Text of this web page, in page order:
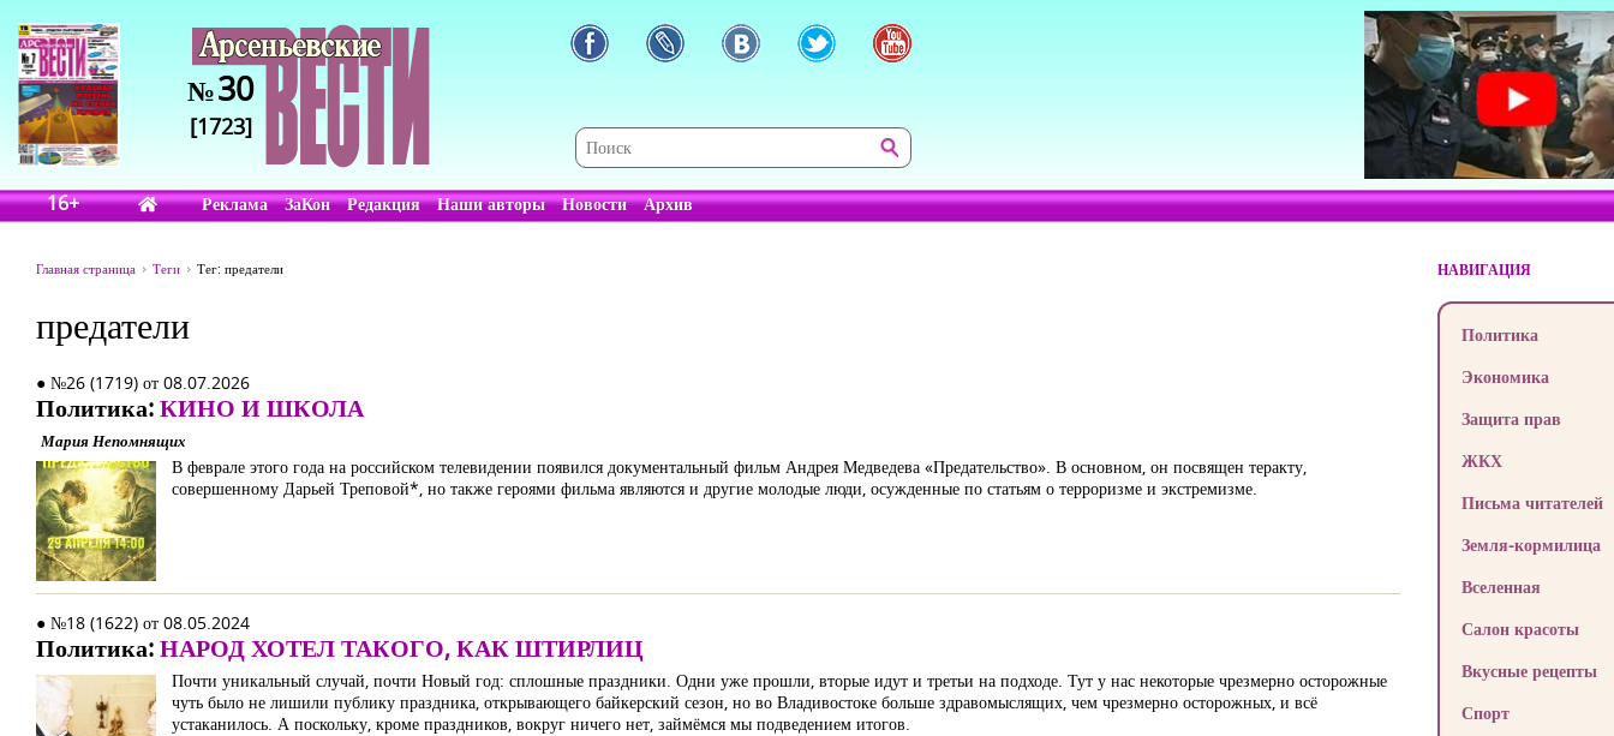
№30
[1723]
16+ Реклама ЗаКон Редакция Наши авторы Новости Архив
Главная страница Теги Тег: предатели
предатели
● №26 (1719) от 08.07.2026
Политика:КИНО И ШКОЛА
Мария Непомнящих
В феврале этого года на российском телевидении появился документальный фильм Андрея Медведева «Предательство». В основном, он посвящен теракту,
совершенному Дарьей Треповой*, но также героями фильма являются и другие молодые люди, осужденные по статьям о терроризме и экстремизме.
● №18 (1622) от 08.05.2024
Политика:НАРОД ХОТЕЛ ТАКОГО, КАК ШТИРЛИЦ
Почти уникальный случай, почти Новый год: сплошные праздники. Одни уже прошли, вторые идут и третьи на подходе. Тут у нас некоторые чрезмерно осторожные
чуть было не лишили публику праздника, открывающего байкерский сезон, но во Владивостоке больше здравомыслящих, чем чрезмерно осторожных, и всё
устаканилось. А поскольку, кроме праздников, вокруг ничего нет, займёмся мы подведением итогов.
НАВИГАЦИЯ
Политика
Экономика
Защита прав
ЖКХ
Письма читателей
Земля-кормилица
Вселенная
Салон красоты
Вкусные рецепты
Спорт